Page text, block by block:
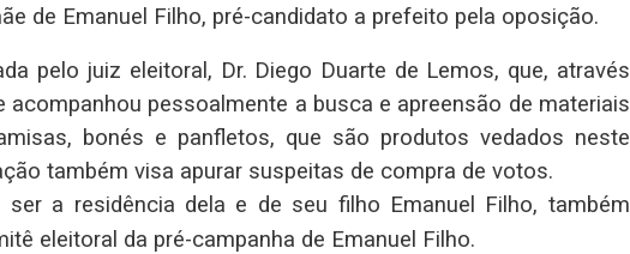
de Emanuel Filho, pré-candidato a prefeito pela oposição.
pelo juiz eleitoral, Dr. Diego Duarte de Lemos, que, através
acompanhou pessoalmente a busca e apreensão de materiais
bonés e panfletos, que são produtos vedados neste
também visa apurar suspeitas de compra de votos.
a residência dela e de seu filho Emanuel Filho, também
eleitoral da pré-campanha de Emanuel Filho.